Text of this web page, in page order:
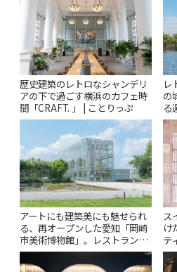
歴史建築のレトロなシャンデリ
アの下で過ごす横浜のカフェ時
間「CRAFT. 」 | ことりっぷ
レ
の
る
アートにも建築美にも魅せられ
る、再オープンした愛知「岡崎
市美術博物館」。レストランや
ショップも充実 | ことりっぷ
ス
け
テ
ト
ィ